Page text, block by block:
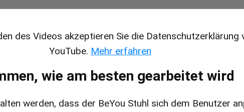
des Videos akzeptieren Sie die Datenschutzerklärung
YouTube. Mehr erfahren
wie am besten gearbeitet wird
werden, dass der BeYou Stuhl sich dem Benutzer